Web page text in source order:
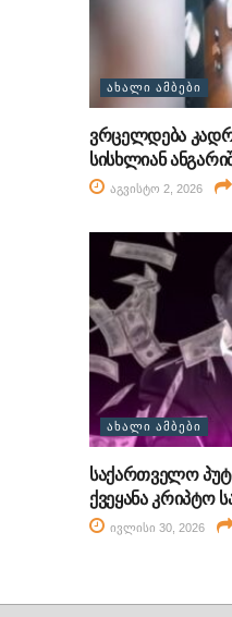
ᲐᲮᲐᲚᲘ ᲐᲛᲑᲔᲑᲘ
ვრცელდება
სისხლიან
აგვისტო 2, 2026
ᲐᲮᲐᲚᲘ ᲐᲛᲑᲔᲑᲘ
საქართველო
ქვეყანა კრიპტო
ივლისი 30, 2026